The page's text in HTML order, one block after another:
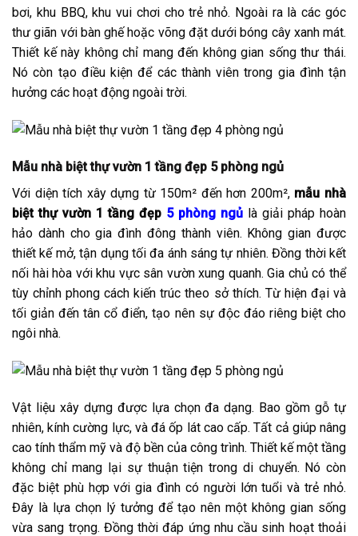
bơi, khu BBQ, khu vui chơi cho trẻ nhỏ. Ngoài ra là các góc
thư giãn với bàn ghế hoặc võng đặt dưới bóng cây xanh mát.
Thiết kế này không chỉ mang đến không gian sống thư thái.
Nó còn tạo điều kiện để các thành viên trong gia đình tận
hưởng các hoạt động ngoài trời.
Mẫu nhà biệt thự vườn 1 tầng đẹp 5 phòng ngủ
Với diện tích xây dựng từ 150m² đến hơn 200m², mẫu nhà
biệt thự vườn 1 tầng đẹp 5 phòng ngủ là giải pháp hoàn
hảo dành cho gia đình đông thành viên. Không gian được
thiết kế mở, tận dụng tối đa ánh sáng tự nhiên. Đồng thời kết
nối hài hòa với khu vực sân vườn xung quanh. Gia chủ có thể
tùy chỉnh phong cách kiến trúc theo sở thích. Từ hiện đại và
tối giản đến tân cổ điển, tạo nên sự độc đáo riêng biệt cho
ngôi nhà.
Vật liệu xây dựng được lựa chọn đa dạng. Bao gồm gỗ tự
nhiên, kính cường lực, và đá ốp lát cao cấp. Tất cả giúp nâng
cao tính thẩm mỹ và độ bền của công trình. Thiết kế một tầng
không chỉ mang lại sự thuận tiện trong di chuyển. Nó còn
đặc biệt phù hợp với gia đình có người lớn tuổi và trẻ nhỏ.
Đây là lựa chọn lý tưởng để tạo nên một không gian sống
vừa sang trọng. Đồng thời đáp ứng nhu cầu sinh hoạt thoải